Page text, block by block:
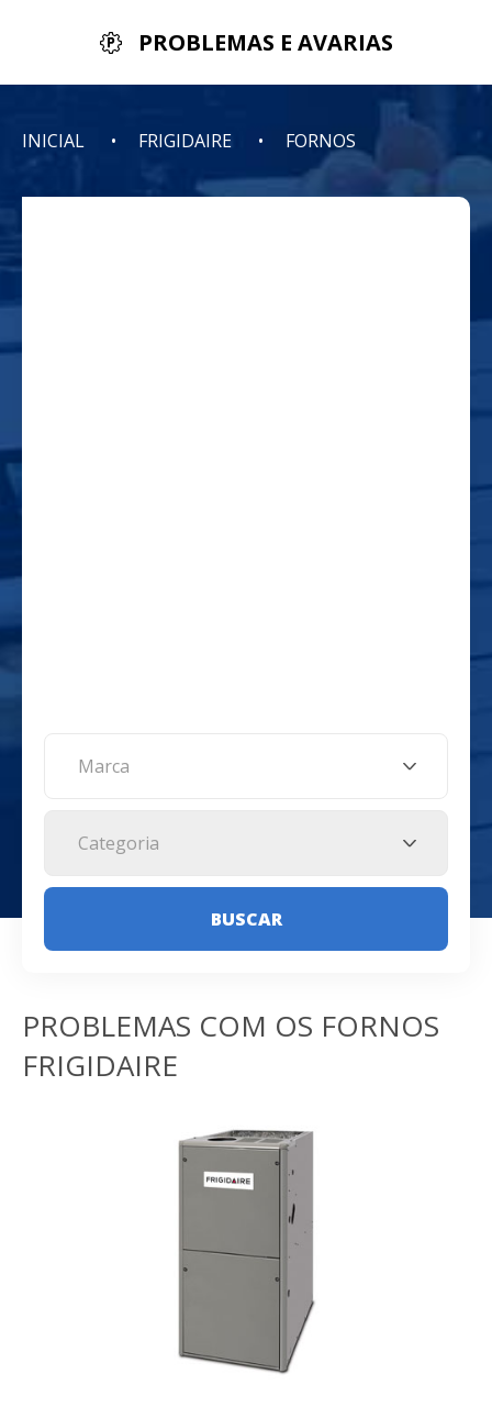
PROBLEMAS E AVARIAS
INICIAL FRIGIDAIRE FORNOS
Marca
Categoria
BUSCAR
PROBLEMAS COM OS FORNOS
FRIGIDAIRE